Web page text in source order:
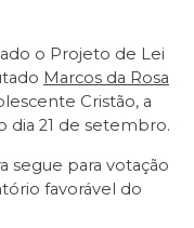
o Projeto de Lei
Marcos da Rosa
Cristão, a
dia 21 de setembro.
segue para votação
favorável do